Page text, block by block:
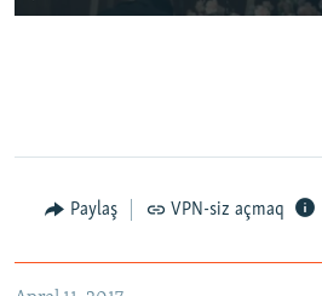
Paylaş VPN-siz açmaq